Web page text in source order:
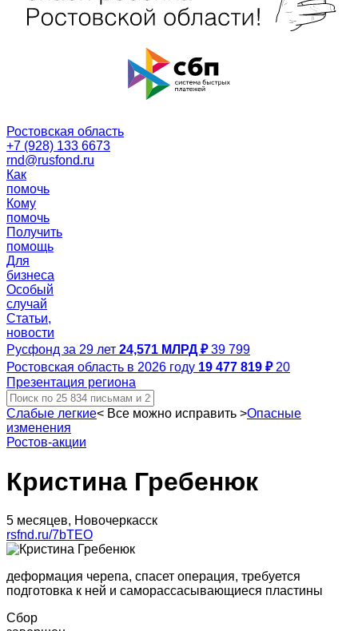
Ростовская область
+7 (928) 133 6673
rnd@rusfond.ru
Как
помочь
Кому
помочь
Получить
помощь
Для
бизнеса
Особый
случай
Статьи,
новости
Русфонд за 29 лет 24,571 МЛРД ₽ 39 799
Ростовская область в 2026 году 19 477 819 ₽ 20
Презентация региона
Слабые легкие< Все можно исправить >Опасные
изменения
Ростов-акции
Кристина Гребенюк
5 месяцев, Новочеркасск
rsfnd.ru/7bTEO
деформация черепа, спасет операция, требуется
подготовка к ней и саморассасывающиеся пластины
Сбор